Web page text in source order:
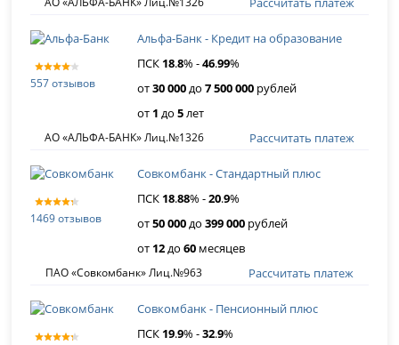
557 отзывов
Альфа-Банк - Кредит на образование
ПСК 18.8% -46.99%
от30 000до7 500 000 рублей
от 1 до5лет
АО «АЛЬФА-БАНК» Лиц.№1326 Рассчитать платеж
1469 отзывов
Совкомбанк - Стандартный плюс
ПСК 18.88% -20.9%
от50 000до399 000 рублей
от 12до60 месяцев
ПАО «Совкомбанк» Лиц.№963 Рассчитать платеж
Совкомбанк - Пенсионный плюс
ПСК 19.9% -32.9%